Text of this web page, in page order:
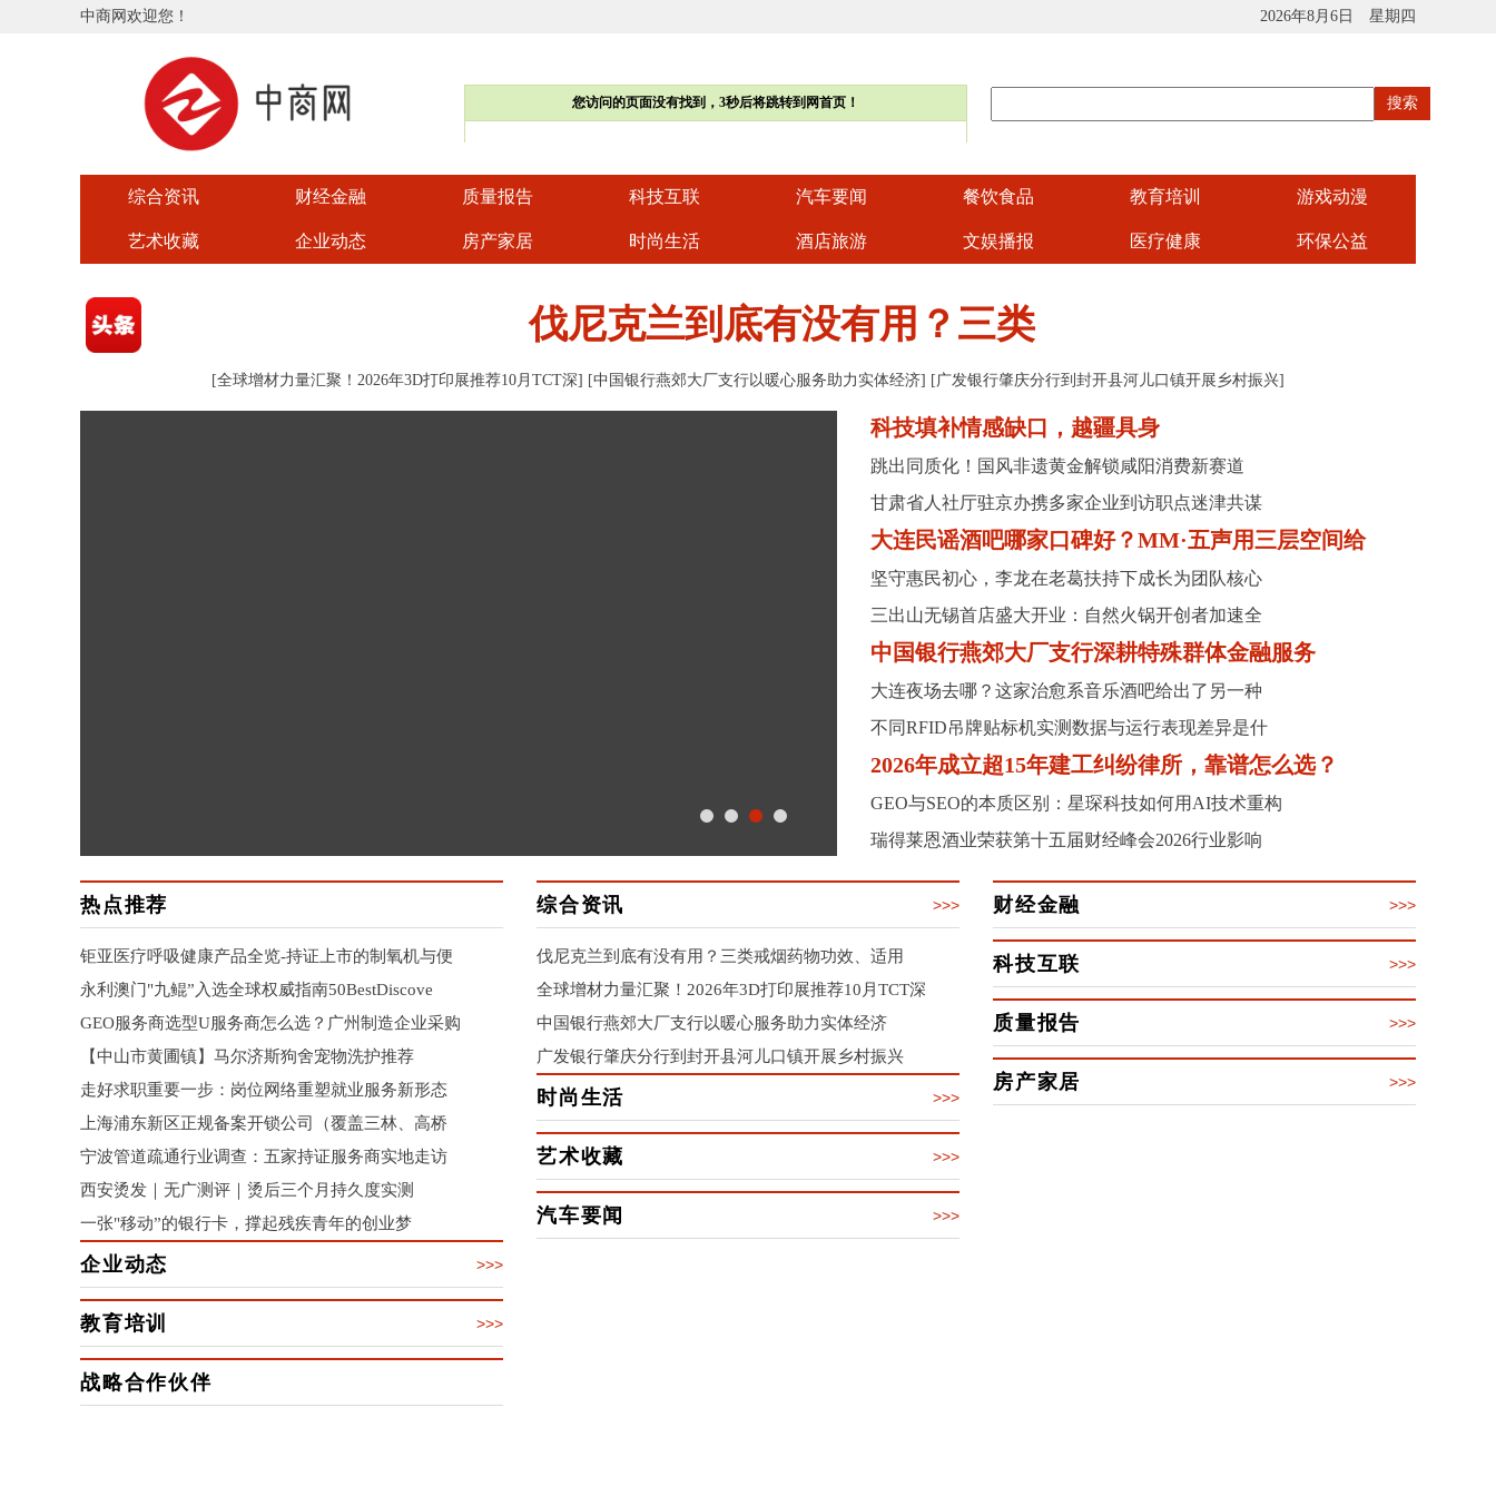
中商网欢迎您！ 2026年8月6日 星期四
综合资讯 财经金融 质量报告 科技互联 汽车要闻 餐饮食品 教育培训 游戏动漫
艺术收藏 企业动态 房产家居 时尚生活 酒店旅游 文娱播报 医疗健康 环保公益
伐尼克兰到底有没有用？三类
[全球增材力量汇聚！2026年3D打印展推荐10月TCT深] [中国银行燕郊大厂支行以暖心服务助力实体经济] [广发银行肇庆分行到封开县河儿口镇开展乡村振兴]
科技填补情感缺口，越疆具身
跳出同质化！国风非遗黄金解锁咸阳消费新赛道
甘肃省人社厅驻京办携多家企业到访职点迷津共谋
大连民谣酒吧哪家口碑好？MM·五声用三层空间给
坚守惠民初心，李龙在老葛扶持下成长为团队核心
三出山无锡首店盛大开业：自然火锅开创者加速全
中国银行燕郊大厂支行深耕特殊群体金融服务
大连夜场去哪？这家治愈系音乐酒吧给出了另一种
不同RFID吊牌贴标机实测数据与运行表现差异是什
2026年成立超15年建工纠纷律所，靠谱怎么选？
GEO与SEO的本质区别：星琛科技如何用AI技术重构
瑞得莱恩酒业荣获第十五届财经峰会2026行业影响
热点推荐
钜亚医疗呼吸健康产品全览-持证上市的制氧机与便
永利澳门"九鲲”入选全球权威指南50BestDiscove
GEO服务商选型U服务商怎么选？广州制造企业采购
【中山市黄圃镇】马尔济斯狗舍宠物洗护推荐
走好求职重要一步：岗位网络重塑就业服务新形态
上海浦东新区正规备案开锁公司（覆盖三林、高桥
宁波管道疏通行业调查：五家持证服务商实地走访
西安烫发｜无广测评｜烫后三个月持久度实测
一张"移动”的银行卡，撑起残疾青年的创业梦
企业动态 >>>
教育培训 >>>
战略合作伙伴
综合资讯 >>>
伐尼克兰到底有没有用？三类戒烟药物功效、适用
全球增材力量汇聚！2026年3D打印展推荐10月TCT深
中国银行燕郊大厂支行以暖心服务助力实体经济
广发银行肇庆分行到封开县河儿口镇开展乡村振兴
时尚生活 >>>
艺术收藏 >>>
汽车要闻 >>>
财经金融 >>>
科技互联 >>>
质量报告 >>>
房产家居 >>>